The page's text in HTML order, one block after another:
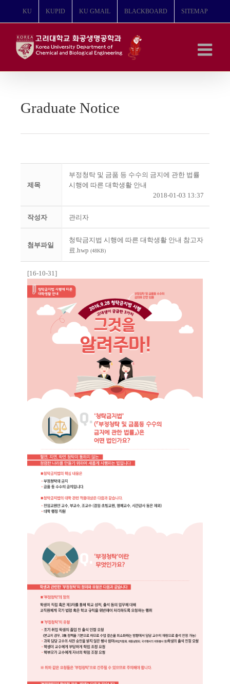
뛰
KU KUPID KU GMAIL BLACKBOARD SITEMAP
Graduate Notice
제목
부정청탁 및 금품 등 수수의 금지에 관한 법률
시행에 따른 대학생활 안내
2018-01-03 13:37
작성자 관리자
첨부파일
청탁금지법 시행에 따른 대학생활 안내 참고자
료.hwp (48KB)
[16-10-31]